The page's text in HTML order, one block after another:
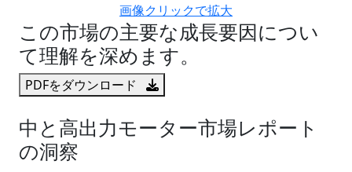
画像クリックで拡大
この市場の主要な成長要因につい
て理解を深めます。
PDFをダウンロード
中と高出力モーター市場レポート
の洞察